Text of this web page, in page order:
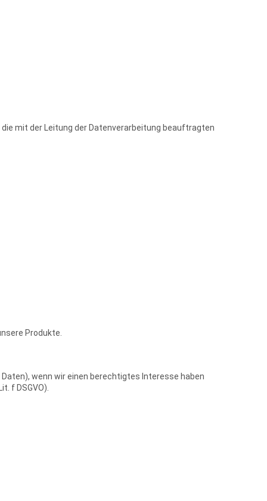
mit der Leitung der Datenverarbeitung beauftragten
Produkte.
wenn wir einen berechtigtes Interesse haben
f DSGVO).